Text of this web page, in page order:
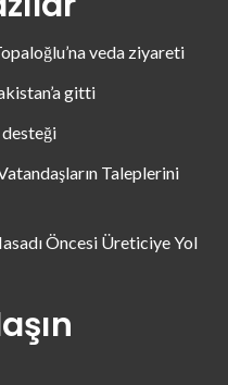
veda ziyareti
gitti
Taleplerini
Öncesi Üreticiye Yol